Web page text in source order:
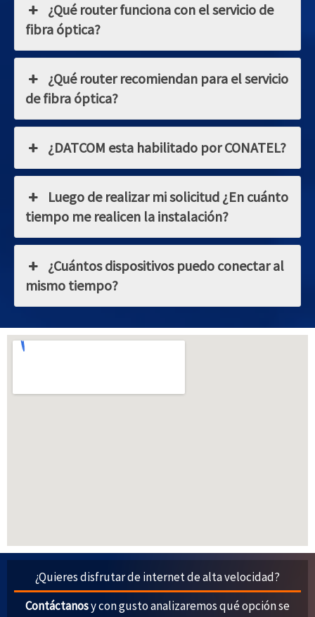
¿Qué router funciona con el servicio de
fibra óptica?
¿Qué router recomiendan para el servicio
de fibra óptica?
¿DATCOM esta habilitado por CONATEL?
Luego de realizar mi solicitud ¿En cuánto
tiempo me realicen la instalación?
¿Cuántos dispositivos puedo conectar al
mismo tiempo?
¿Quieres disfrutar de internet de alta velocidad?
Contáctanosy con gusto analizaremos qué opción se